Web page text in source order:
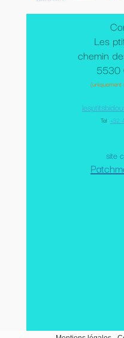
Les
chemin
5530
Tel: +32
site